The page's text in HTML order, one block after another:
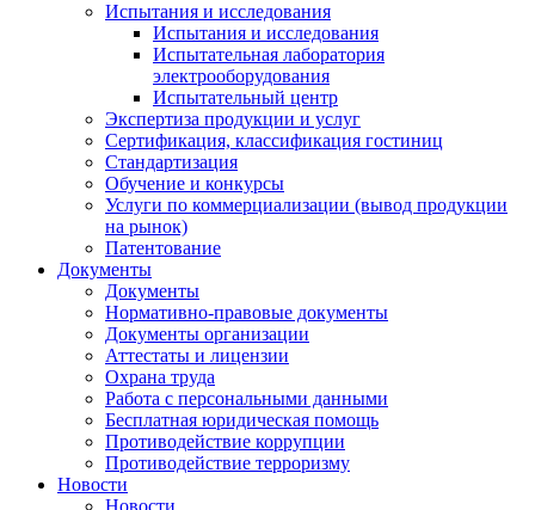
Испытания и исследования
Испытания и исследования
Испытательная лаборатория
электрооборудования
Испытательный центр
Экспертиза продукции и услуг
Сертификация, классификация гостиниц
Стандартизация
Обучение и конкурсы
Услуги по коммерциализации (вывод продукции
на рынок)
Патентование
Документы
Документы
Нормативно-правовые документы
Документы организации
Аттестаты и лицензии
Охрана труда
Работа с персональными данными
Бесплатная юридическая помощь
Противодействие коррупции
Противодействие терроризму
Новости
Новости